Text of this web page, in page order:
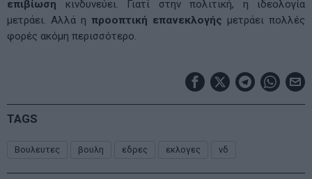
επιβίωση κινδυνεύει. Γιατί στην πολιτική, η ιδεολογία
μετράει. Αλλά η προοπτική επανεκλογής μετράει πολλές
φορές ακόμη περισσότερο.
TAGS
Βουλευτες βουλη εδρες εκλογες νδ